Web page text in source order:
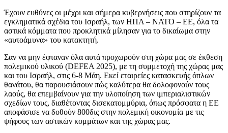
Έχουν ευθύνες οι μέχρι και σήμερα κυβερνήσεις που στηρίζουν τα
εγκληματικά σχέδια του Ισραήλ, των ΗΠΑ – ΝΑΤΟ – ΕΕ, όλα τα
αστικά κόμματα που προκλητικά μίλησαν για το δικαίωμα στην
«αυτοάμυνα» του κατακτητή.
Σαν να μην έφταναν όλα αυτά προχωρούν στη χώρα μας σε έκθεση
πολεμικού υλικού (DEFEA 2025), με τη συμμετοχή της χώρας μας
και του Ισραήλ, στις 6-8 Μάη. Εκεί εταιρείες κατασκευής όπλων
θανάτου, θα παρουσιάσουν πώς καλύτερα θα δολοφονούν τους
λαούς, θα επεμβαίνουν για την υλοποίηση των ιμπεριαλιστικών
σχεδίων τους, διαθέτοντας δισεκατομμύρια, όπως πρόσφατα η ΕΕ
αποφάσισε να δοθούν 800δις στην πολεμική οικονομία με τις
ψήφους των αστικών κομμάτων και της χώρας μας.